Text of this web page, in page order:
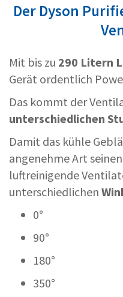
Der Dyson
Mit bis zu 290 Litern
Gerät ordentlich
Das kommt der
unterschiedlichen
Damit das kühle
angenehme Art
luftreinigende
unterschiedlichen
0°
90°
180°
350°